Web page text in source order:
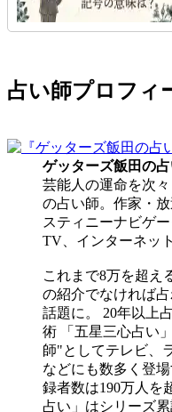
占い師プロフィ
ゲッターズ飯田の
芸能人の運命を次
の占い師。作家・
スティニーナビゲ
TV、インターネッ
これまで8万を超え
の紹介でなければ
話題に。 20年以上
術 「五星三心占い
師"としてテレビ、
などにも数多く登
録者数は190万人を
占い」はシリーズ